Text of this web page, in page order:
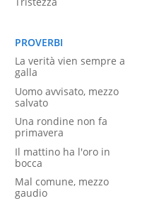
PROVERBI
La verità vien sempre a
galla
Uomo avvisato, mezzo
salvato
Una rondine non fa
primavera
Il mattino ha l'oro in
bocca
Mal comune, mezzo
gaudio